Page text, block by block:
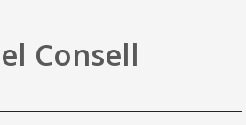
Ajuda
Consell